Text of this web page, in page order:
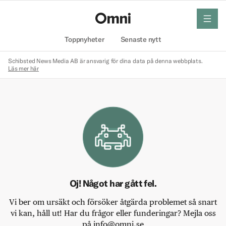
Toppnyheter Senaste nytt
meny
Schibsted News Media AB är ansvarig för dina data på denna webbplats.
Läs mer här
Oj! Något har gått fel.
Vi ber om ursäkt och försöker åtgärda problemet så snart
vi kan, håll ut! Har du frågor eller funderingar? Mejla oss